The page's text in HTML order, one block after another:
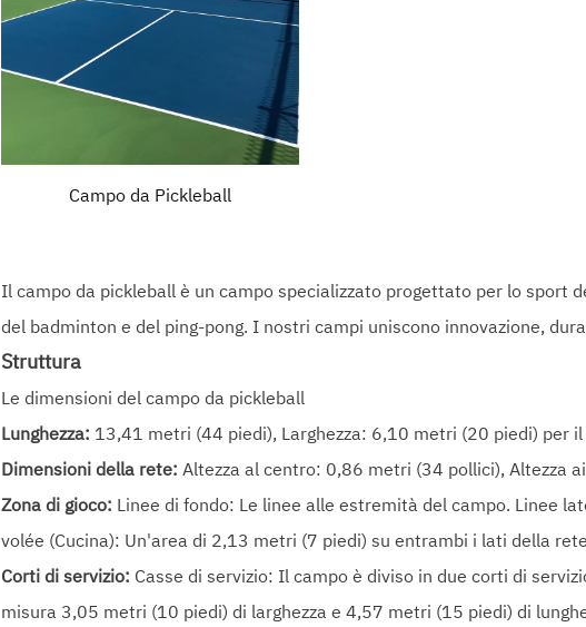
Campo da Pickleball
Il campo da pickleball è un campo specializzato progettato per lo sport
del badminton e del ping-pong. I nostri campi uniscono innovazione,
Struttura
Le dimensioni del campo da pickleball
Lunghezza: 13,41 metri (44 piedi), Larghezza: 6,10 metri (20 piedi) per
Dimensioni della rete: Altezza al centro: 0,86 metri (34 pollici), Altezza
Zona di gioco: Linee di fondo: Le linee alle estremità del campo. Linee
volée (Cucina): Un'area di 2,13 metri (7 piedi) su entrambi i lati della
Corti di servizio: Casse di servizio: Il campo è diviso in due corti di
misura 3,05 metri (10 piedi) di larghezza e 4,57 metri (15 piedi) di